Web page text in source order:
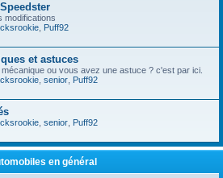
modifications
Puff92
et astuces
ou vous avez une astuce ? c'est par ici.
senior Puff92
senior Puff92
en général